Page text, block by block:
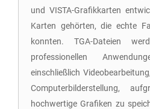
und VISTA-Grafikkarten
Karten gehörten, die echte
konnten. TGA-Dateien
professionellen
einschließlich
Computerbilderstellung,
hochwertige Grafiken zu